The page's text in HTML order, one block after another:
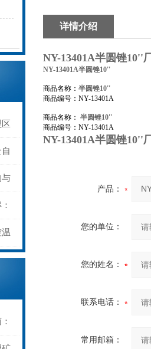
逻
与
详情介绍
NY-13401A半圆锉10''
NY-13401A半圆锉10''
商品名称： 半圆锉10''
商品编号：NY-13401A
商品名称： 半圆锉10''
商品编号：NY-13401A
NY-13401A半圆锉10''
产品：
您的单位：
您的姓名：
联系电话：
常用邮箱：